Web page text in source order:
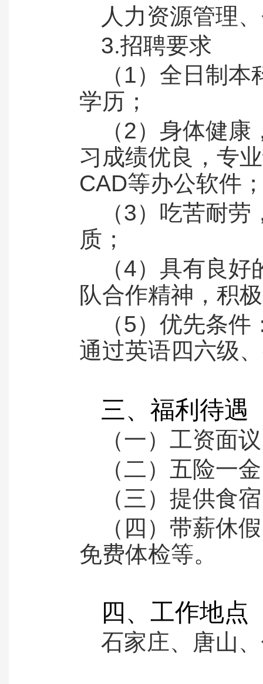
人力资源管理
3.招聘要求
（1）全日制
学历；
（2）身体健
习成绩优良，专
CAD等办公软件
（3）吃苦耐
质；
（4）具有良
队合作精神，积
（5）优先条
通过英语四六级
三、福利待遇
（一）工资面
（二）五险一
（三）提供食
（四）带薪休
免费体检等。
四、工作地点
石家庄、唐山